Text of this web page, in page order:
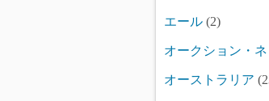
エール (2)
オークション・
オーストラリア